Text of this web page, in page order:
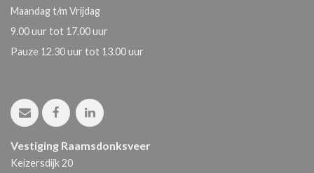
Maandag t/m Vrijdag
9.00 uur tot 17.00 uur
Pauze 12.30 uur tot 13.00 uur
Vestiging Raamsdonksveer
Keizersdijk 20